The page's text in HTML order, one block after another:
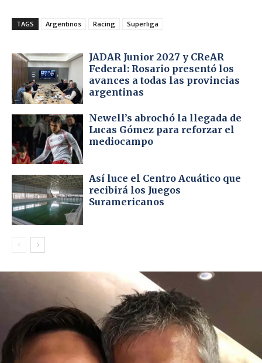
TAGS Argentinos Racing Superliga
JADAR Junior 2027 y CReAR
Federal: Rosario presentó los
avances a todas las provincias
argentinas
Newell’s abrochó la llegada de
Lucas Gómez para reforzar el
mediocampo
Así luce el Centro Acuático que
recibirá los Juegos
Suramericanos